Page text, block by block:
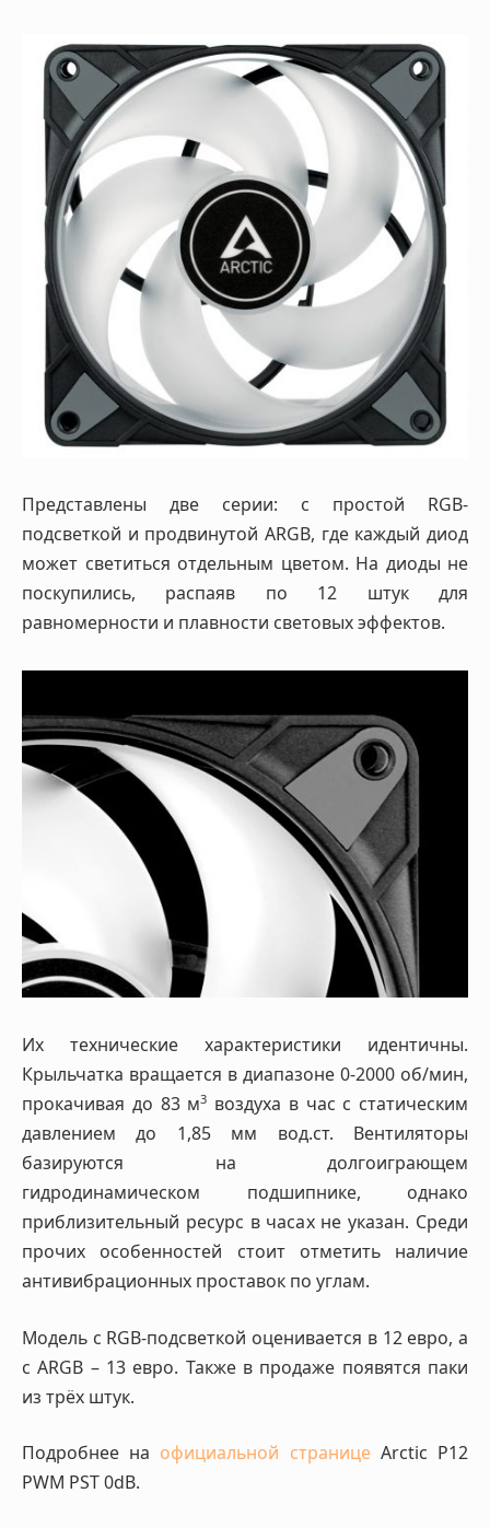
Представлены две серии: с простой RGB-
подсветкой и продвинутой ARGB, где каждый диод
может светиться отдельным цветом. На диоды не
поскупились, распаяв по 12 штук для
равномерности и плавности световых эффектов.
Их технические характеристики идентичны.
Крыльчатка вращается в диапазоне 0-2000 об/мин,
прокачивая до 83 м3 воздуха в час с статическим
давлением до 1,85 мм вод.ст. Вентиляторы
базируются на долгоиграющем
гидродинамическом подшипнике, однако
приблизительный ресурс в часах не указан. Среди
прочих особенностей стоит отметить наличие
антивибрационных проставок по углам.
Модель с RGB-подсветкой оценивается в 12 евро, а
с ARGB – 13 евро. Также в продаже появятся паки
из трёх штук.
Подробнее на официальной страницеArctic P12
PWM PST 0dB.